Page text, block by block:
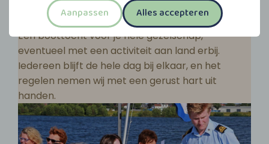
Aanpassen Alles accepteren
Groepsuitjes
Een boottocht voor je hele gezelschap,
eventueel met een activiteit aan land erbij.
Iedereen blijft de hele dag bij elkaar, en het
regelen nemen wij met een gerust hart uit
handen.